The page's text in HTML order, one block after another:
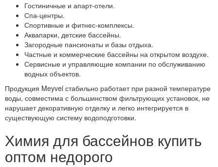
Гостиничные и апарт-отели.
Спа-центры.
Спортивные и фитнес-комплексы.
Аквапарки, детские бассейны.
Загородные пансионаты и базы отдыха.
Частные и коммерческие бассейны на открытом воздухе.
Сервисные и управляющие компании по обслуживанию
водных объектов.
Продукция Meyvel стабильно работает при разной температуре
воды, совместима с большинством фильтрующих установок, не
нарушает декоративную отделку и легко интегрируется в
существующую систему водоподготовки.
Химия для бассейнов купить
оптом недорого